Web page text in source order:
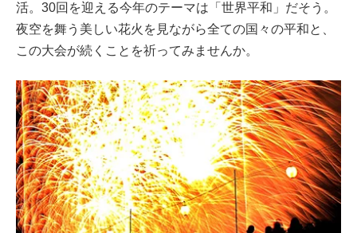
活。30回を迎える今年のテーマは「世界平和」だそう。
夜空を舞う美しい花火を見ながら全ての国々の平和と、
この大会が続くことを祈ってみませんか。